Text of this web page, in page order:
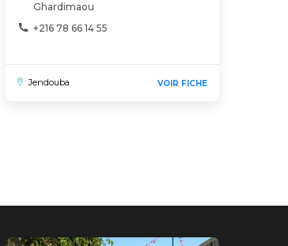
Ghardimaou
+216 78 66 14 55
Jendouba VOIR FICHE